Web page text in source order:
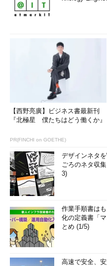
【西野亮廣】ビジネス書最新刊
『北極星 僕たちはどう働くか』
PR(FINCHI on GOETHE)
デザインネタ
ごろのネタ収
3)
作業手順書は
化の定義書「
とめ (1/5)
高速で安全、